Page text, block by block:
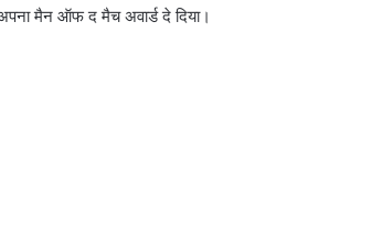
मैन ऑफ द मैच अवार्ड दे दिया।